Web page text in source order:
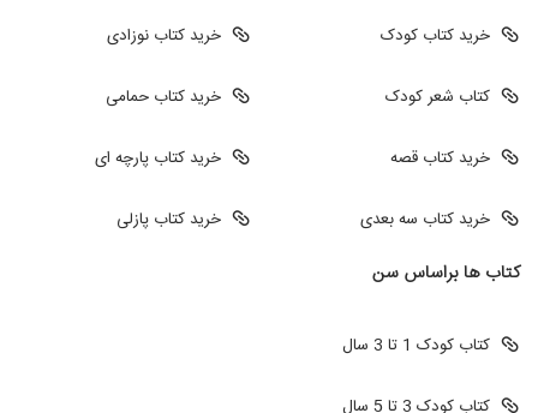
خرید کتاب کودک
کتاب شعر کودک
خرید کتاب قصه
خرید کتاب سه بعدی
خرید کتاب نوزادی
خرید کتاب حمامی
خرید کتاب پارچه ای
خرید کتاب پازلی
کتاب ها براساس سن
کتاب کودک 1 تا 3 سال
کتاب کودک 3 تا 5 سال